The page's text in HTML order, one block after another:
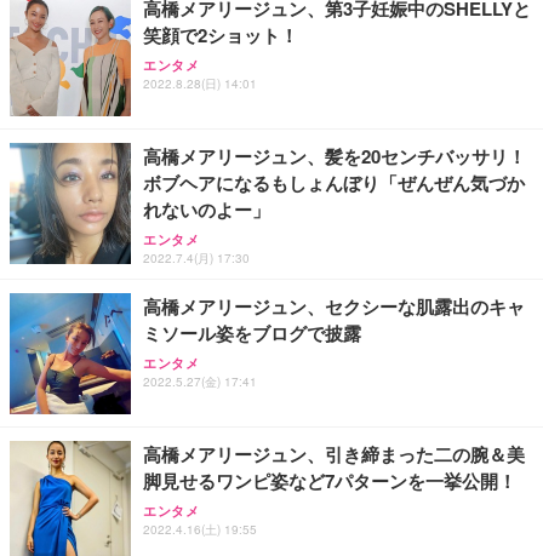
高橋メアリージュン、第3子妊娠中のSHELLYと
笑顔で2ショット！
エンタメ
2022.8.28(日) 14:01
高橋メアリージュン、髪を20センチバッサリ！
ボブヘアになるもしょんぼり「ぜんぜん気づか
れないのよー」
エンタメ
2022.7.4(月) 17:30
高橋メアリージュン、セクシーな肌露出のキャ
ミソール姿をブログで披露
エンタメ
2022.5.27(金) 17:41
高橋メアリージュン、引き締まった二の腕＆美
脚見せるワンピ姿など7パターンを一挙公開！
エンタメ
2022.4.16(土) 19:55